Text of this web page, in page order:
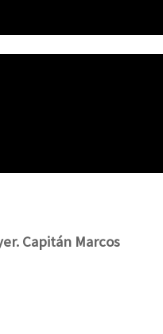
Capitán Marcos